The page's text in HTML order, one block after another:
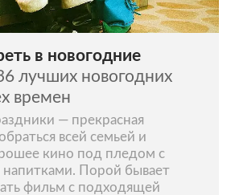
в новогодние
лучших новогодних
времен
— прекрасная
всей семьей и
кино под пледом с
Порой бывает
фильм с подходящей